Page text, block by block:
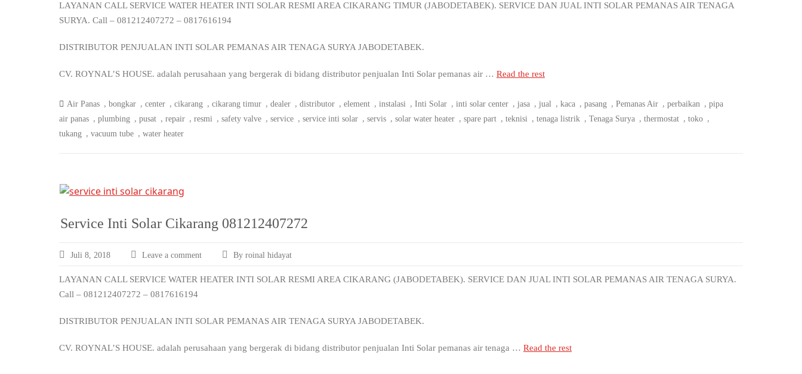
LAYANAN CALL SERVICE WATER HEATER INTI SOLAR RESMI AREA CIKARANG TIMUR (JABODETABEK). SERVICE DAN JUAL INTI SOLAR PEMANAS AIR TENAGA
SURYA. Call – 081212407272 – 0817616194
DISTRIBUTOR PENJUALAN INTI SOLAR PEMANAS AIR TENAGA SURYA JABODETABEK.
CV. ROYNAL’S HOUSE. adalah perusahaan yang bergerak di bidang distributor penjualan Inti Solar pemanas air … Read the rest
Air Panas , bongkar , center , cikarang , cikarang timur , dealer , distributor , element , instalasi , Inti Solar , inti solar center , jasa , jual , kaca , pasang , Pemanas Air , perbaikan , pipa
air panas , plumbing , pusat , repair , resmi , safety valve , service , service inti solar , servis , solar water heater , spare part , teknisi , tenaga listrik , Tenaga Surya , thermostat , toko ,
tukang , vacuum tube , water heater
Service Inti Solar Cikarang 081212407272
Juli 8, 2018 Leave a comment By roinal hidayat
LAYANAN CALL SERVICE WATER HEATER INTI SOLAR RESMI AREA CIKARANG (JABODETABEK). SERVICE DAN JUAL INTI SOLAR PEMANAS AIR TENAGA SURYA.
Call – 081212407272 – 0817616194
DISTRIBUTOR PENJUALAN INTI SOLAR PEMANAS AIR TENAGA SURYA JABODETABEK.
CV. ROYNAL’S HOUSE. adalah perusahaan yang bergerak di bidang distributor penjualan Inti Solar pemanas air tenaga … Read the rest